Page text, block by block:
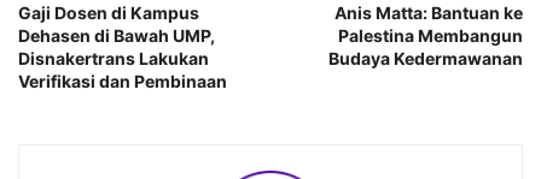
Gaji Dosen di Kampus
Dehasen di Bawah UMP,
Disnakertrans Lakukan
Verifikasi dan Pembinaan
Anis Matta: Bantuan ke
Palestina Membangun
Budaya Kedermawanan